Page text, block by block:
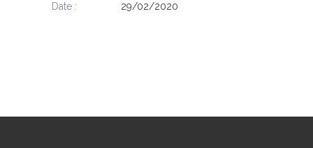
Date :
29/02/2020